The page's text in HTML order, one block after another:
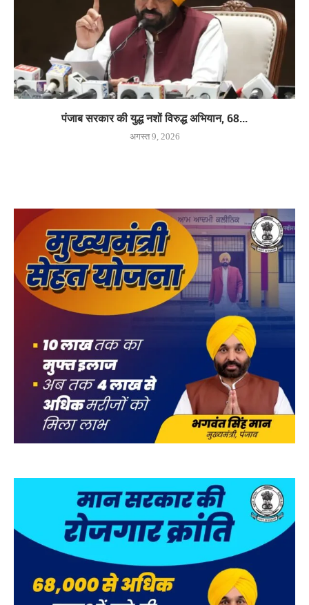
पंजाब सरकार की युद्ध नशों विरुद्ध अभियान, 68...
अगस्त 9, 2026